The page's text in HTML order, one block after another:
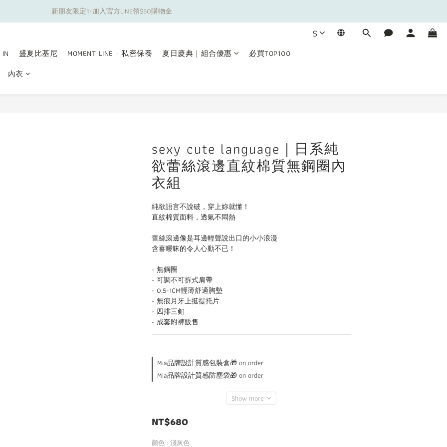
夏日舒適無痕｜3件$1199自由配專區
新朋友限定✨加入官方LINE領$50購物金
$
盛夏比基尼 MOMENT LINE · 私密保養 夏日慶典｜組合優惠
必買TOP100
內衣
sexy cute language｜日系純
欲蕾絲滾邊直紋棉質無鋼圈內
衣組
純欲語言不說破，穿上妳就懂！
直紋棉質面料，透氣不悶熱
蕾絲滾邊像是耳邊輕聲說出口的小小浪漫
含蓄曖昧的令人心動不已！
- 無鋼圈
- 可調不可拆式肩帶
- 0.5-1CM輕薄舒適胸墊
- 無痕月牙上挺提托片
- 四排三釦
- 成套附褲販售
Mia品牌設計質感包裝盒🎁 on order
Mia品牌設計質感防塵袋🎁 on order
Show more
NT$680
顏色 : 淺灰色